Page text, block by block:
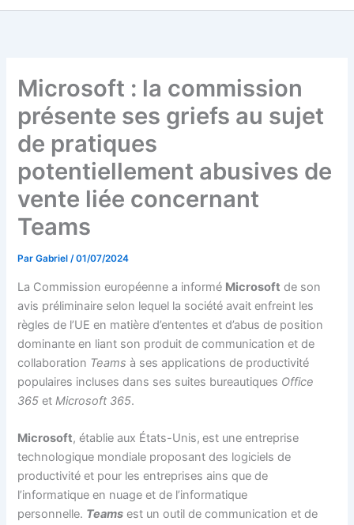
Microsoft : la commission
présente ses griefs au sujet
de pratiques
potentiellement abusives de
vente liée concernant
Teams
ParGabriel/01/07/2024
La Commission européenne a informé Microsoft de son
avis préliminaire selon lequel la société avait enfreint les
règles de l’UE en matière d’ententes et d’abus de position
dominante en liant son produit de communication et de
collaboration Teams à ses applications de productivité
populaires incluses dans ses suites bureautiques Office
365 etMicrosoft 365.
Microsoft, établie aux États-Unis, est une entreprise
technologique mondiale proposant des logiciels de
productivité et pour les entreprises ains que de
l’informatique en nuage et de l’informatique
personnelle. Teams est un outil de communication et de